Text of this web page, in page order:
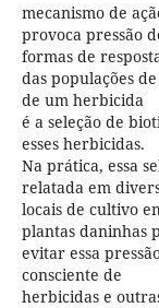
mecanismo de
provoca pressão
formas de
das populações
de um herbicida
é a seleção de
esses herbicidas.
Na prática, essa
relatada em
locais de cultivo
plantas daninhas
evitar essa
consciente de
herbicidas e